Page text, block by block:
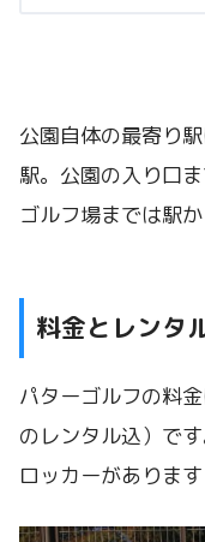
公園自体の最寄り
駅。公園の入り口
ゴルフ場までは駅
料金とレンタ
パターゴルフの料
のレンタル込）で
ロッカーがありま